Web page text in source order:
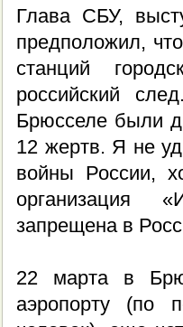
Глава СБУ,
предположил,
станций
российский
Брюсселе были
12 жертв. Я не
войны России,
организация
запрещена в
22 марта в
аэропорту (по